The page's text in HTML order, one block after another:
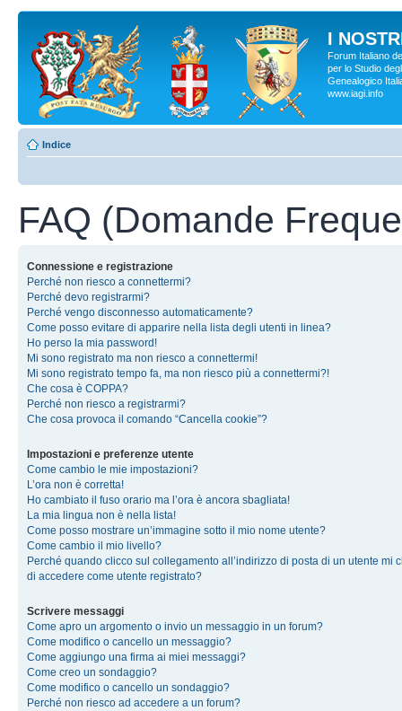
I
Forum Italiano
per lo Studio
Genealogico
www.iagi.info
Indice
FAQ (Domande
Connessione e registrazione
Perché non riesco a connettermi?
Perché devo registrarmi?
Perché vengo disconnesso automaticamente?
Come posso evitare di apparire nella lista degli utenti in linea?
Ho perso la mia password!
Mi sono registrato ma non riesco a connettermi!
Mi sono registrato tempo fa, ma non riesco più a connettermi?!
Che cosa è COPPA?
Perché non riesco a registrarmi?
Che cosa provoca il comando “Cancella cookie”?
Impostazioni e preferenze utente
Come cambio le mie impostazioni?
L’ora non è corretta!
Ho cambiato il fuso orario ma l’ora è ancora sbagliata!
La mia lingua non è nella lista!
Come posso mostrare un’immagine sotto il mio nome utente?
Come cambio il mio livello?
Perché quando clicco sul collegamento all’indirizzo di posta di un utente mi
di accedere come utente registrato?
Scrivere messaggi
Come apro un argomento o invio un messaggio in un forum?
Come modifico o cancello un messaggio?
Come aggiungo una firma ai miei messaggi?
Come creo un sondaggio?
Come modifico o cancello un sondaggio?
Perché non riesco ad accedere a un forum?